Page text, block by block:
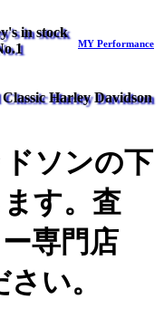
in stock
MY Performance
Harley Davidson
ソンの下
す。査
専門店
い。